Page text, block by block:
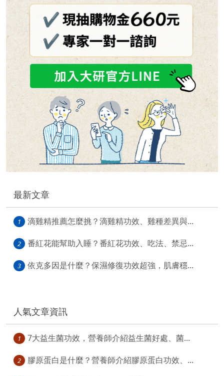
最新文章
1 滴雞精推薦怎麼挑？滴雞精功效、雞種差異與...
2 番紅花能幫助入睡？番紅花功效、吃法、禁忌...
3 依克多因是什麼？保濕修復功效超強，肌膚穩...
人氣文章資訊
1 7大益生菌功效，營養師介紹益生菌好處、菌...
2 膠原蛋白是什麼？營養師介紹膠原蛋白功效、...